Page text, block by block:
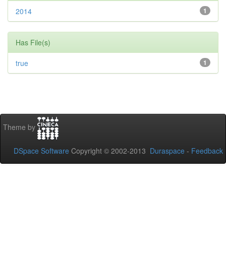
1
2014
Has File(s)
1
true
Theme by
DSpace Software Copyright © 2002-2013 Duraspace - Feedback